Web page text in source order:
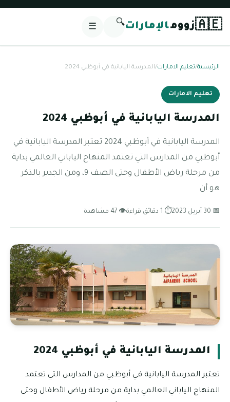
🇦🇪زوومالإمارات🔍
☰
الرئيسية/تعليم الامارات/المدرسة اليابانية في أبوظبي 2024
تعليم الامارات
المدرسة اليابانية في أبوظبي 2024
المدرسة اليابانية في أبوظبي 2024 تعتبر المدرسة اليابانية في
أبوظبي من المدارس التي تعتمد المنهاج الياباني العالمي بداية
من مرحلة رياض الأطفال وحتى الصف 9، ومن الجدير بالذكر
هو أن
📅 30 أبريل 2023 ⏱ 1 دقائق قراءة 👁 47 مشاهدة
المدرسة اليابانية في أبوظبي 2024
تعتبر المدرسة اليابانية في أبوظبي من المدارس التي تعتمد
المنهاج الياباني العالمي بداية من مرحلة رياض الأطفال وحتى